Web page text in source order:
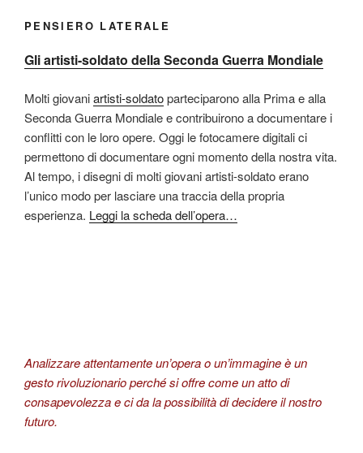
PENSIERO LATERALE
Gli artisti-soldato della Seconda Guerra Mondiale
Molti giovaniartisti-soldatoparteciparono alla Prima e alla
Seconda Guerra Mondiale e contribuirono a documentare i
conflitti con le loro opere. Oggi le fotocamere digitali ci
permettono di documentare ogni momento della nostra vita.
Al tempo, i disegni di molti giovani artisti-soldato erano
l’unico modo per lasciare una traccia della propria
esperienza. Leggi la scheda dell’opera…
Analizzare attentamente un’opera o un’immagine è un
gesto rivoluzionario perché si offre come un atto di
consapevolezza e ci da la possibilità di decidere il nostro
futuro.